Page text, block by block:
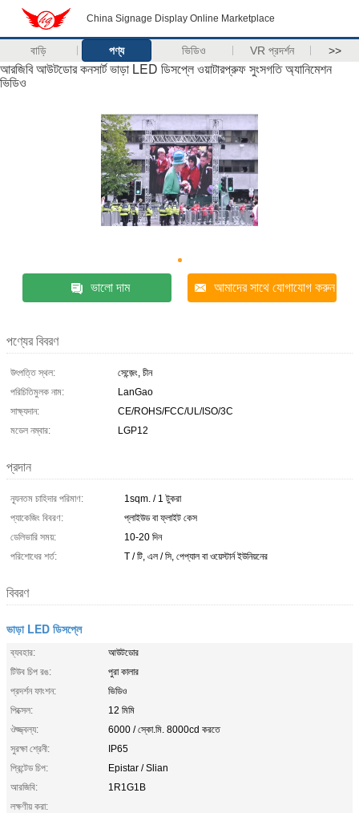
China Signage Display Online Marketplace
বাড়ি পণ্য ভিডিও VR প্রদর্শন >>
আরজিবি আউটডোর কনসার্ট ভাড়া LED ডিসপ্লে ওয়াটারপ্রুফ সুংসগতি অ্যানিমেশন
ভিডিও
ভালো দাম আমাদের সাথে যোগাযোগ করুন
পণ্যের বিবরণ
উৎপত্তি স্থল:
সেন্জ়েং, চীন
পরিচিতিমুলক নাম:
LanGao
সাক্ষ্যদান:
CE/ROHS/FCC/UL/ISO/3C
মডেল নম্বার:
LGP12
প্রদান
ন্যূনতম চাহিদার পরিমাণ:
1sqm. / 1 টুকরা
প্যাকেজিং বিবরণ:
প্লাইউড বা ফ্লাইট কেস
ডেলিভারি সময়:
10-20 দিন
পরিশোধের শর্ত:
T / টি, এল / সি, পেপ্যাল ​​বা ওয়েস্টার্ন ইউনিয়নের
বিবরণ
ভাড়া LED ডিসপ্লে
ব্যবহার:
আউটডোর
টিউব চিপ রঙ:
পুরা কালার
প্রদর্শন ফাংশন:
ভিডিও
পিক্সেল:
12 মিমি
ঔজ্জ্বল্য:
6000 / স্কো.মি. 8000cd করতে
সুরক্ষা শ্রেনী:
IP65
প্রিন্টেড চিপ:
Epistar / Slian
আরজিবি:
1R1G1B
লক্ষণীয় করা: